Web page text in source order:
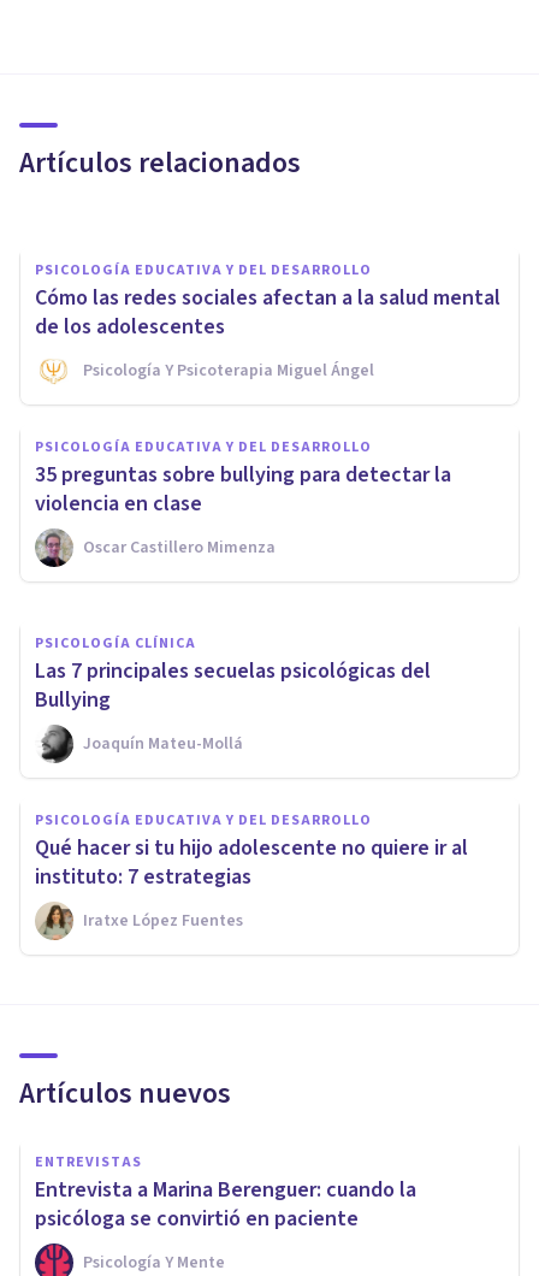
Artículos relacionados
adolescentes
PSICOLOGÍA EDUCATIVA Y DEL DESARROLLO
Cómo las redes sociales afectan a la salud mental
de los adolescentes
Psicología Y Psicoterapia Miguel Ángel
PSICOLOGÍA EDUCATIVA Y DEL DESARROLLO
35 preguntas sobre bullying para detectar la
violencia en clase
Oscar Castillero Mimenza
PSICOLOGÍA EDUCATIVA Y DEL DESARROLLO
Prevención del ciberbullying:
8 claves para evitar que se dé
el acoso
Mario Arrimada
PSICOLOGÍA CLÍNICA
Las 7 principales secuelas psicológicas del
Bullying
Joaquín Mateu-Mollá
PSICOLOGÍA EDUCATIVA Y DEL DESARROLLO
Qué hacer si tu hijo adolescente no quiere ir al
instituto: 7 estrategias
Iratxe López Fuentes
Artículos nuevos
ENTREVISTAS
Entrevista a Marina Berenguer: cuando la
psicóloga se convirtió en paciente
Psicología Y Mente